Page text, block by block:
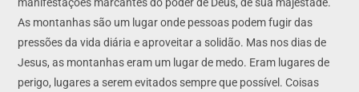
As montanhas são um lugar onde pessoas podem fugir das
pressões da vida diária e aproveitar a solidão. Mas nos dias de
Jesus, as montanhas eram um lugar de medo. Eram lugares de
perigo, lugares a serem evitados sempre que possível. Coisas